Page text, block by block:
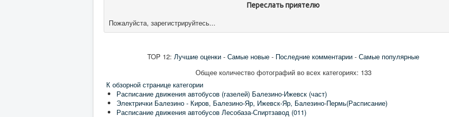
Переслать приятелю
Пожалуйста, зарегистрируйтесь...
TOP 12: Лучшие оценки - Самые новые - Последние комментарии - Самые популярные
Общее количество фотографий во всех категориях: 133
К обзорной странице категории
Расписание движения автобусов (газелей) Балезино-Ижевск (част)
Электрички Балезино - Киров, Балезино-Яр, Ижевск-Яр, Балезино-Пермь(Расписание)
Расписание движения автобусов Лесобаза-Спиртзавод (011)